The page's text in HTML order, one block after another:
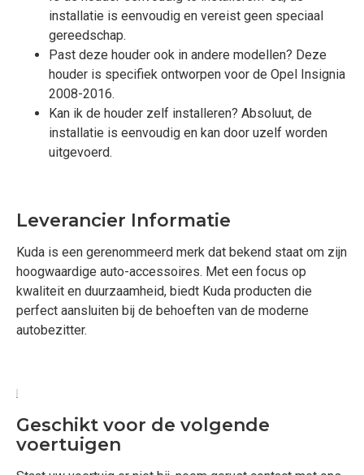
installatie is eenvoudig en vereist geen speciaal
gereedschap.
Past deze houder ook in andere modellen? Deze
houder is specifiek ontworpen voor de Opel Insignia
2008-2016.
Kan ik de houder zelf installeren? Absoluut, de
installatie is eenvoudig en kan door uzelf worden
uitgevoerd.
Leverancier Informatie
Kuda is een gerenommeerd merk dat bekend staat om zijn
hoogwaardige auto-accessoires. Met een focus op
kwaliteit en duurzaamheid, biedt Kuda producten die
perfect aansluiten bij de behoeften van de moderne
autobezitter.
Geschikt voor de volgende
voertuigen